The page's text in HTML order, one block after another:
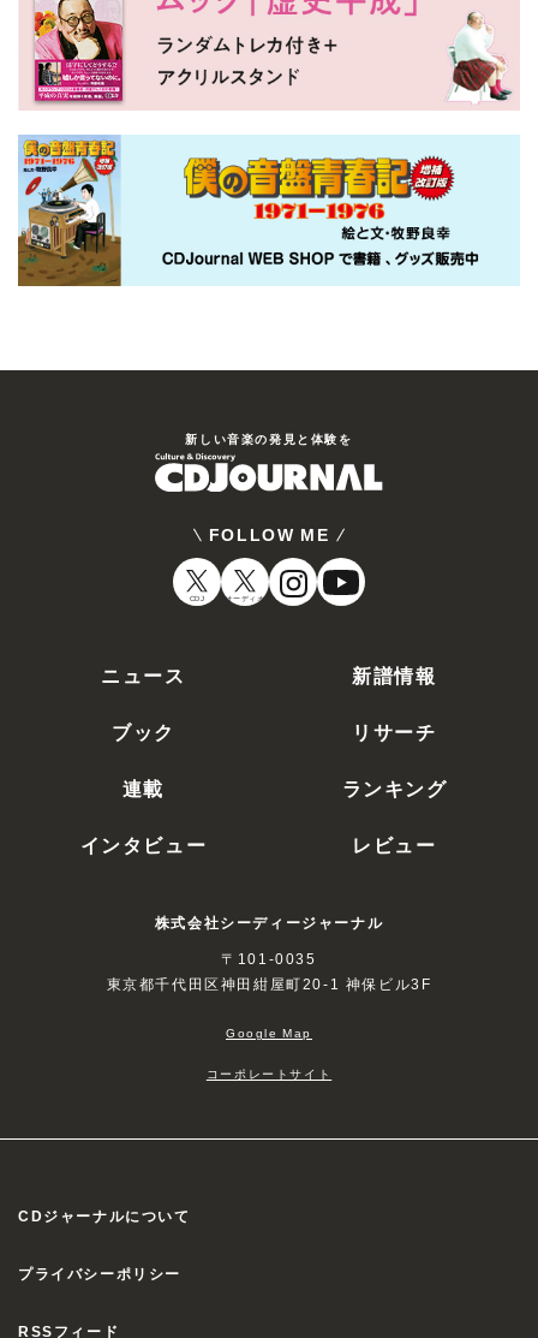
新しい⾳楽の発⾒と体験を
FOLLOW ME
CDJ オーディオ
ニュース
新譜情報
ブック
リサーチ
連載
ランキング
インタビュー
レビュー
株式会社シーディージャーナル
〒101-0035
東京都千代田区神田紺屋町20-1 神保ビル3F
Google Map
コーポレートサイト
CDジャーナルについて
プライバシーポリシー
RSSフィード